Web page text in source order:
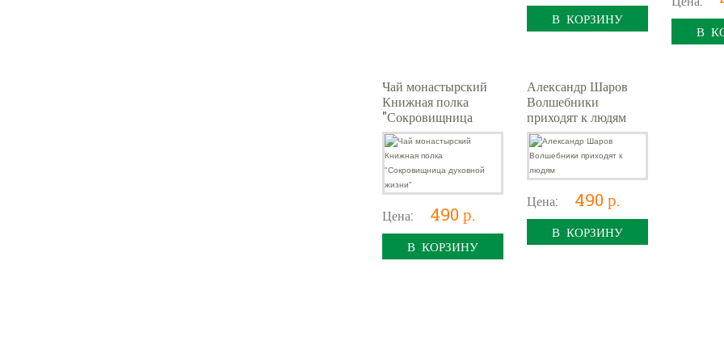
В КОРЗИНУ
В
Чай монастырский
Книжная полка
"Сокровищница
духовной жизни"
Цена: 490 р.
В КОРЗИНУ
Александр Шаров
Волшебники
приходят к людям
Цена: 490 р.
В КОРЗИНУ